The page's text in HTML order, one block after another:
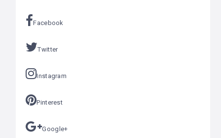
Facebook
Twitter
Instagram
Pinterest
Google+